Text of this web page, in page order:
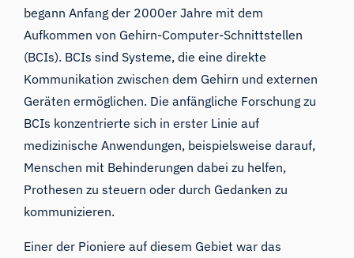
begann Anfang der 2000er Jahre mit dem
Aufkommen von Gehirn-Computer-Schnittstellen
(BCIs). BCIs sind Systeme, die eine direkte
Kommunikation zwischen dem Gehirn und externen
Geräten ermöglichen. Die anfängliche Forschung zu
BCIs konzentrierte sich in erster Linie auf
medizinische Anwendungen, beispielsweise darauf,
Menschen mit Behinderungen dabei zu helfen,
Prothesen zu steuern oder durch Gedanken zu
kommunizieren.
Einer der Pioniere auf diesem Gebiet war das